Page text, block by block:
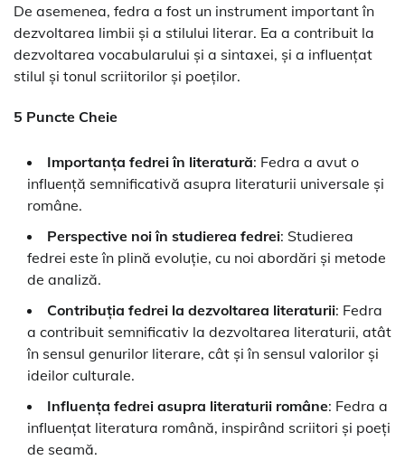
De asemenea, fedra a fost un instrument important în
dezvoltarea limbii și a stilului literar. Ea a contribuit la
dezvoltarea vocabularului și a sintaxei, și a influențat
stilul și tonul scriitorilor și poeților.
5 Puncte Cheie
Importanța fedrei în literatură: Fedra a avut o
influență semnificativă asupra literaturii universale și
române.
Perspective noi în studierea fedrei: Studierea
fedrei este în plină evoluție, cu noi abordări și metode
de analiză.
Contribuția fedrei la dezvoltarea literaturii: Fedra
a contribuit semnificativ la dezvoltarea literaturii, atât
în sensul genurilor literare, cât și în sensul valorilor și
ideilor culturale.
Influența fedrei asupra literaturii române: Fedra a
influențat literatura română, inspirând scriitori și poeți
de seamă.